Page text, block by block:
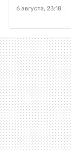
6 августа, 23:18